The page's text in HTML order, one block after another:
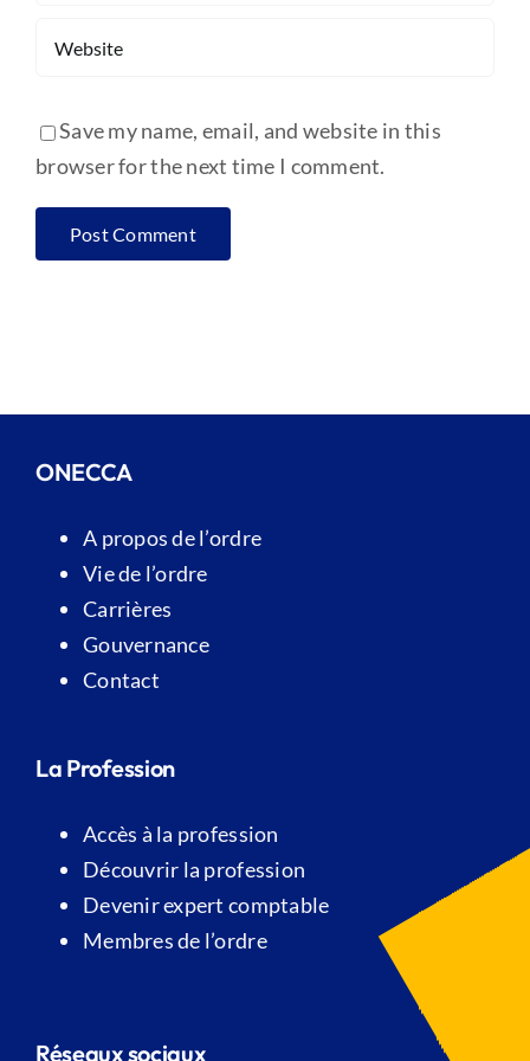
Save my name, email, and website in this
browser for the next time I comment.
ONECCA
A propos de l’ordre
Vie de l’ordre
Carrières
Gouvernance
Contact
La Profession
Accès à la profession
Découvrir la profession
Devenir expert comptable
Membres de l’ordre
Réseaux sociaux